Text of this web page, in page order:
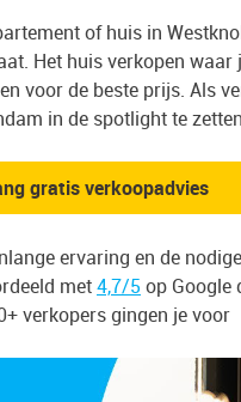
of huis in
Het huis verkopen
voor de beste prijs. Als
in de spotlight te
gratis verkoopadvies
ervaring en de
met4,7/5op Google
verkopers gingen je voor